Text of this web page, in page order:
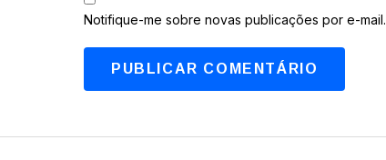
Notifique-me sobre novas publicações por e-mail.